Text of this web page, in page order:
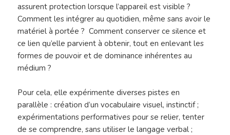
assurent protection lorsque l’appareil est visible ?
Comment les intégrer au quotidien, même sans avoir le
matériel à portée ? Comment conserver ce silence et
ce lien qu’elle parvient à obtenir, tout en enlevant les
formes de pouvoir et de dominance inhérentes au
médium ?
Pour cela, elle expérimente diverses pistes en
parallèle : création d’un vocabulaire visuel, instinctif ;
expérimentations performatives pour se relier, tenter
de se comprendre, sans utiliser le langage verbal ;